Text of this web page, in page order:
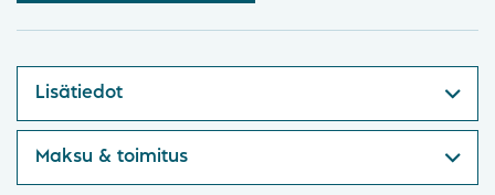
Lisätiedot
Maksu & toimitus